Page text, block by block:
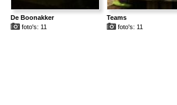
De Boonakker
foto's: 11
Teams
foto's: 11